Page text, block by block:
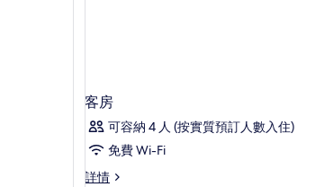
客房
可容納 4 人 (按實質預訂人數入住)
免費 Wi-Fi
詳情
客